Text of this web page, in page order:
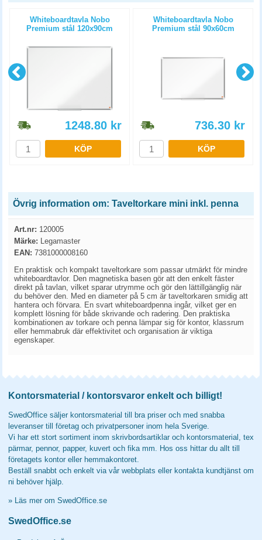
Whiteboardtavla Nobo
Premium stål 120x90cm
1248.80 kr
KÖP
Whiteboardtavla Nobo
Premium stål 90x60cm
736.30 kr
KÖP
Övrig information om: Taveltorkare mini inkl. penna
Art.nr: 120005
Märke: Legamaster
EAN: 7381000008160
En praktisk och kompakt taveltorkare som passar utmärkt för mindre
whiteboardtavlor. Den magnetiska basen gör att den enkelt fäster
direkt på tavlan, vilket sparar utrymme och gör den lättillgänglig när
du behöver den. Med en diameter på 5 cm är taveltorkaren smidig att
hantera och förvara. En svart whiteboardpenna ingår, vilket ger en
komplett lösning för både skrivande och radering. Den praktiska
kombinationen av torkare och penna lämpar sig för kontor, klassrum
eller hemmabruk där effektivitet och organisation är viktiga
egenskaper.
Kontorsmaterial / kontorsvaror enkelt och billigt!
SwedOffice säljer kontorsmaterial till bra priser och med snabba
leveranser till företag och privatpersoner inom hela Sverige.
Vi har ett stort sortiment inom skrivbordsartiklar och kontorsmaterial, tex
pärmar, pennor, papper, kuvert och fika mm. Hos oss hittar du allt till
företagets kontor eller hemmakontoret.
Beställ snabbt och enkelt via vår webbplats eller kontakta kundtjänst om
ni behöver hjälp.
» Läs mer om SwedOffice.se
SwedOffice.se